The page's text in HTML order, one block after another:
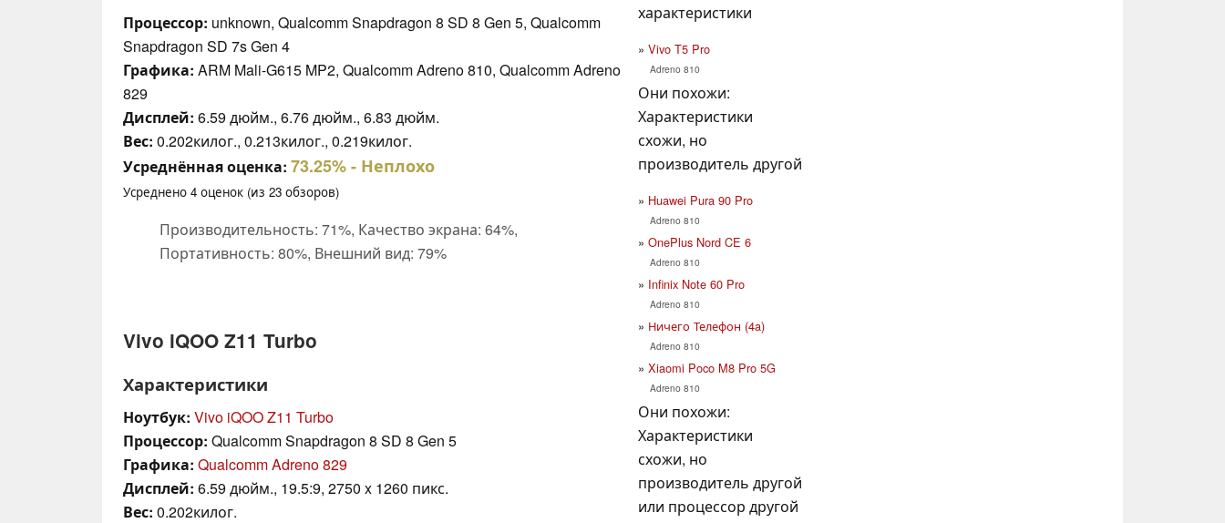
Процессор: unknown, Qualcomm Snapdragon 8 SD 8 Gen 5, Qualcomm
Snapdragon SD 7s Gen 4
Графика: ARM Mali-G615 MP2, Qualcomm Adreno 810, Qualcomm Adreno
829
Дисплей: 6.59 дюйм., 6.76 дюйм., 6.83 дюйм.
Вес: 0.202килог., 0.213килог., 0.219килог.
Усреднённая оценка: 73.25%- Неплохо
Усреднено 4 оценок (из 23 обзоров)
Производительность: 71%, Качество экрана: 64%,
Портативность: 80%, Внешний вид: 79%
Vivo iQOO Z11 Turbo
Характеристики
Ноутбук: Vivo iQOO Z11 Turbo
Процессор: Qualcomm Snapdragon 8 SD 8 Gen 5
Графика: Qualcomm Adreno 829
Дисплей: 6.59 дюйм., 19.5:9, 2750 x 1260 пикс.
Вес: 0.202килог.
характеристики
Vivo T5 Pro
Adreno 810
Они похожи:
Характеристики
схожи, но
производитель другой
Huawei Pura 90 Pro
Adreno 810
OnePlus Nord CE 6
Adreno 810
Infinix Note 60 Pro
Adreno 810
Ничего Телефон (4a)
Adreno 810
Xiaomi Poco M8 Pro 5G
Adreno 810
Они похожи:
Характеристики
схожи, но
производитель другой
или процессор другой